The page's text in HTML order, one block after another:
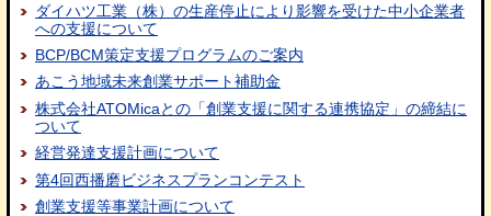
ダイハツ工業（株）の生産停止により影響を受けた中小企業者
への支援について
BCP/BCM策定支援プログラムのご案内
あこう地域未来創業サポート補助金
株式会社ATOMicaとの「創業支援に関する連携協定」の締結に
ついて
経営発達支援計画について
第4回西播磨ビジネスプランコンテスト
創業支援等事業計画について